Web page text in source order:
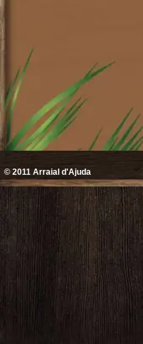
© 2011 Arraial d'Ajuda